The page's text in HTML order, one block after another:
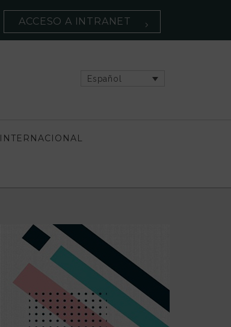
ACCESO A INTRANET
Español
INTERNACIONAL